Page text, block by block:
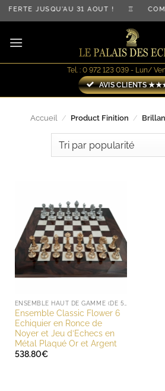
Passer
au
contenu
JUSQU'AU 31 AOÛT ! ♖
Tel. : 0 972 123 039 - Lun/
AVIS CLIENTS
Accueil / Product Finition /
Ensemble Classic Flower 6
Echiquier en Ronce de
Noyer et Jeu d’Echecs en
Métal Plaqué Or et Argent
538.80€